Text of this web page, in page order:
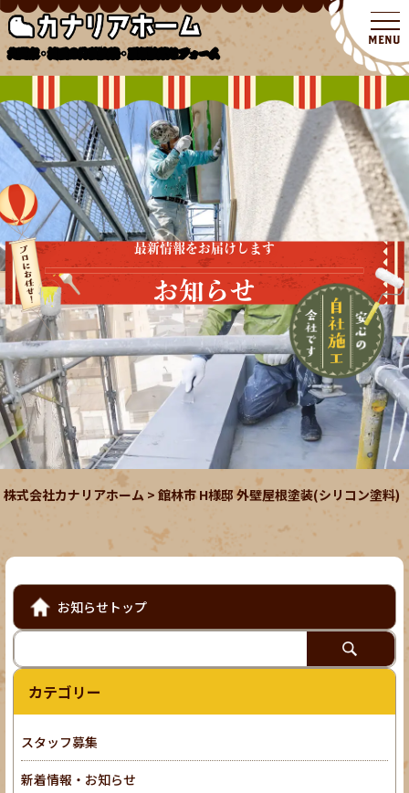
北関東・埼玉の外壁塗装・屋根塗装リフォーム
最新情報をお届けします
お知らせ
株式会社カナリアホーム >館林市 H様邸 外壁屋根塗装(シリコン塗料)
お知らせトップ
カテゴリー
スタッフ募集
新着情報・お知らせ